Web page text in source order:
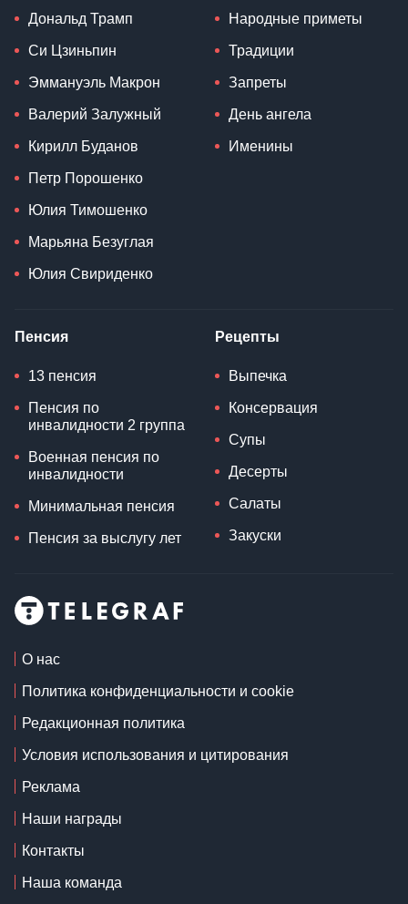
Дональд Трамп
Си Цзиньпин
Эммануэль Макрон
Валерий Залужный
Кирилл Буданов
Петр Порошенко
Юлия Тимошенко
Марьяна Безуглая
Юлия Свириденко
Народные приметы
Традиции
Запреты
День ангела
Именины
Пенсия
13 пенсия
Пенсия по
инвалидности 2 группа
Военная пенсия по
инвалидности
Минимальная пенсия
Пенсия за выслугу лет
Рецепты
Выпечка
Консервация
Супы
Десерты
Салаты
Закуски
О нас
Политика конфиденциальности и cookie
Редакционная политика
Условия использования и цитирования
Реклама
Наши награды
Контакты
Наша команда